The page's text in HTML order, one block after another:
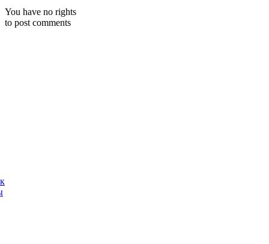
You have no rights
to post comments